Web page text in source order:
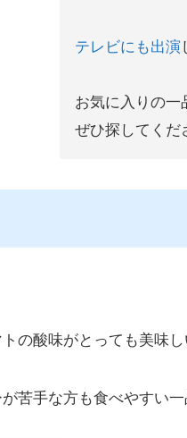
テレビにも出演
お気に入りの一
ぜひ探してくだ
の酸味がとっても美味し
苦手な方も食べやすい一